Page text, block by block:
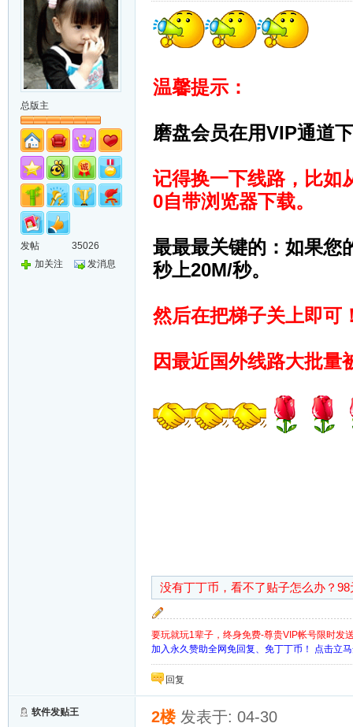
总版主
发帖
35026
加关注
发消息
温馨提示：
磨盘会员在用VIP通道
记得换一下线路，比如
0自带浏览器下载。
最最最关键的：如果您
秒上20M/秒。
然后在把梯子关上即可
因最近国外线路大批量
没有丁丁币，看不了贴子怎么办？
要玩就玩1辈子，终身免费-尊贵VIP帐号限时发
加入永久赞助全网免回复、免丁丁币！ 点击立
回复
软件发贴王 2楼 发表于: 04-30